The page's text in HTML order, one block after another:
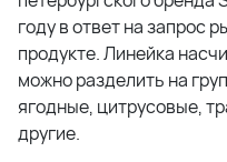
году в ответ на запрос
продукте. Линейка
можно разделить на
ягодные, цитрусовые,
другие.